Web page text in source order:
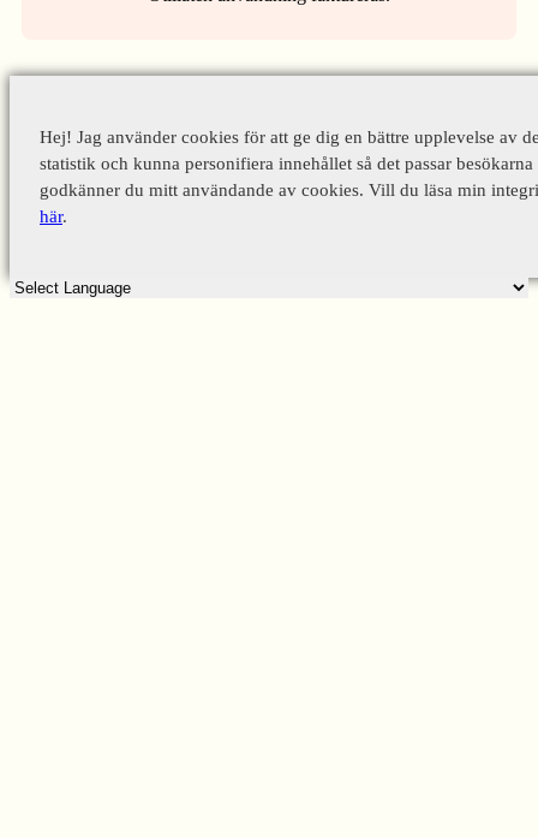
Hej! Jag använder cookies för att ge dig en bättre upplevelse av
statistik och kunna personifiera innehållet så det passar
godkänner du mitt användande av cookies. Vill du läsa min
här.